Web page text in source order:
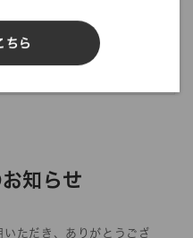
ちら
知らせ
いただき、ありがとうござ
サンプル帳依頼